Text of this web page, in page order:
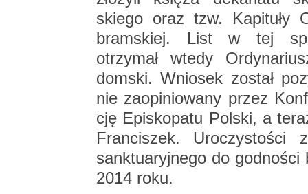
skie­go oraz tzw. Ka­pi­tu­ły
bram­skiej. List w tej
otrzy­mał wtedy
dom­ski. Wnio­sek zo­stał
nie za­opi­nio­wa­ny przez
cję Epi­sko­pa­tu Pol­ski, a
Fran­ci­szek. Uro­czy­sto­ści
sank­tu­aryj­ne­go do
2014 roku.